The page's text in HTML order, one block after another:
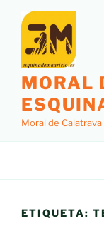
contenido
MORAL
Moral de
ETIQUETA: